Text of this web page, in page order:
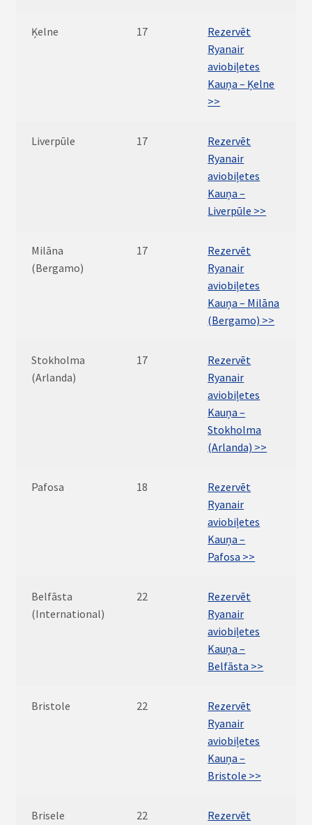
Ķelne 17
Rezervēt
Ryanair
aviobiļetes
Kauņa – Ķelne
>>
Liverpūle 17
Rezervēt
Ryanair
aviobiļetes
Kauņa –
Liverpūle >>
Milāna
(Bergamo)
17
Rezervēt
Ryanair
aviobiļetes
Kauņa – Milāna
(Bergamo) >>
Stokholma
(Arlanda)
17
Rezervēt
Ryanair
aviobiļetes
Kauņa –
Stokholma
(Arlanda) >>
Pafosa 18
Rezervēt
Ryanair
aviobiļetes
Kauņa –
Pafosa >>
Belfāsta
(International)
22
Rezervēt
Ryanair
aviobiļetes
Kauņa –
Belfāsta >>
Bristole 22
Rezervēt
Ryanair
aviobiļetes
Kauņa –
Bristole >>
Brisele
22
Rezervēt